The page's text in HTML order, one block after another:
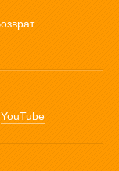
YouTube